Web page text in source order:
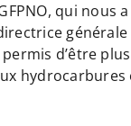
qui
d’être